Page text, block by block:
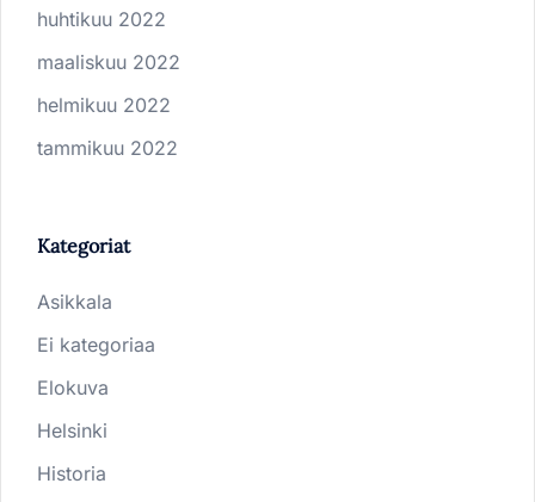
huhtikuu 2022
maaliskuu 2022
helmikuu 2022
tammikuu 2022
Kategoriat
Asikkala
Ei kategoriaa
Elokuva
Helsinki
Historia